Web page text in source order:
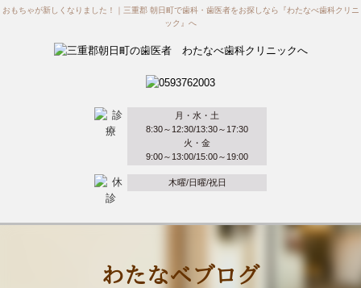
おもちゃが新しくなりました！｜三重郡 朝日町で歯科・歯医者をお探しなら『わたなべ歯科クリニ
ック』へ
月・水・土
8:30～12:30/13:30～17:30
火・金
9:00～13:00/15:00～19:00
木曜/日曜/祝日
わたなべブログ